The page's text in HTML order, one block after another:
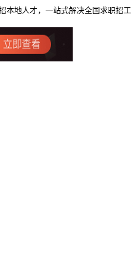
本地人才，一站式解决全国求职招工